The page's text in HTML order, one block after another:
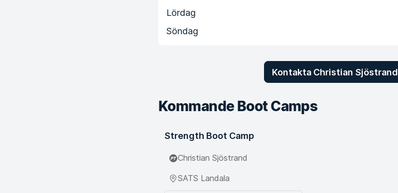
Lördag
Söndag
Kontakta Christian Sjöstrand
Kommande Boot Camps
Strength Boot Camp
Christian Sjöstrand
SATS Landala